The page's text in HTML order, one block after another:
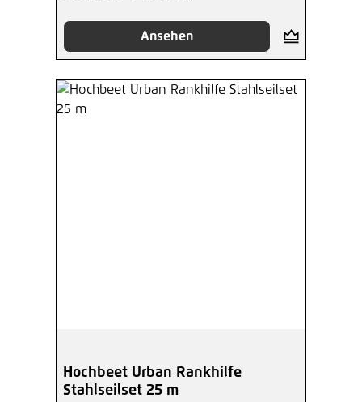
Ansehen
Hochbeet Urban Rankhilfe
Stahlseilset 25 m